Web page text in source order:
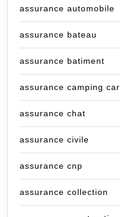
assurance automobile
assurance bateau
assurance batiment
assurance camping car
assurance chat
assurance civile
assurance cnp
assurance collection